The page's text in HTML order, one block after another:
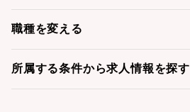
職種を変える
所属する条件から求人情報を探す